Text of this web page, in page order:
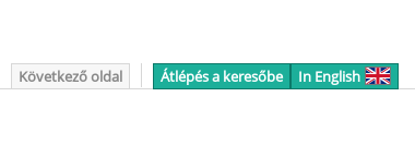
Következő oldal Átlépés a keresőbe In English